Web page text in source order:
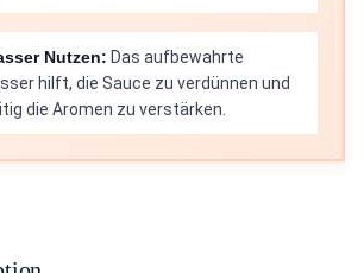
Nutzen: Das aufbewahrte
hilft, die Sauce zu verdünnen und
die Aromen zu verstärken.